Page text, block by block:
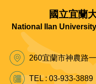
國立宜蘭
National Ilan
260宜蘭市神農路
TEL : 03-933-3889